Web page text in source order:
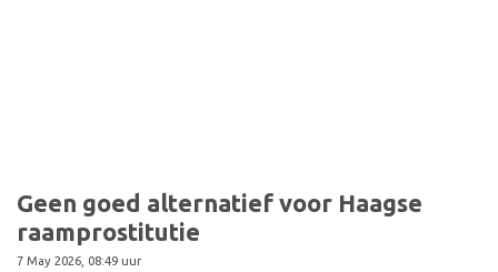
Geen goed alternatief voor Haagse
raamprostitutie
7 May 2026, 08:49 uur